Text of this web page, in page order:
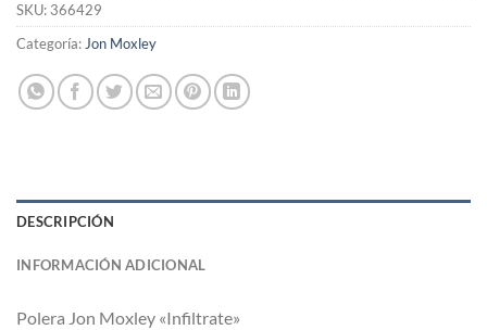
SKU: 366429
Categoría:Jon Moxley
DESCRIPCIÓN
INFORMACIÓN ADICIONAL
Polera Jon Moxley «Infiltrate»